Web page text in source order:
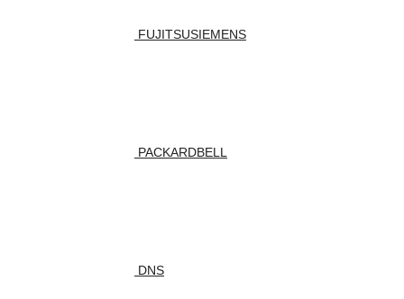
FUJITSUSIEMENS
PACKARDBELL
DNS